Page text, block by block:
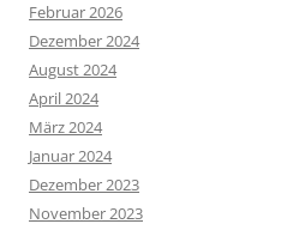
Februar 2026
Dezember 2024
August 2024
April 2024
März 2024
Januar 2024
Dezember 2023
November 2023